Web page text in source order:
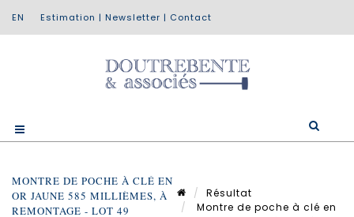
Estimation | Newsletter | Contact
MONTRE DE POCHE À CLÉ EN
OR JAUNE 585 MILLIÈMES, À
REMONTAGE - LOT 49
Résultat
Montre de poche à clé en